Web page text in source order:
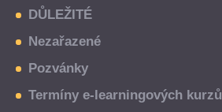
DŮLEŽITÉ
Nezařazené
Pozvánky
Termíny e-learningových kurzů